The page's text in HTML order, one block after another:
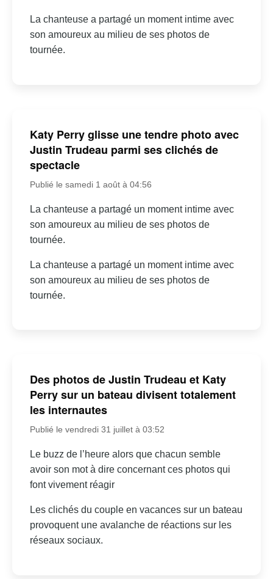
La chanteuse a partagé un moment intime avec
son amoureux au milieu de ses photos de
tournée.
Katy Perry glisse une tendre photo avec
Justin Trudeau parmi ses clichés de
spectacle
Publié le samedi 1 août à 04:56
La chanteuse a partagé un moment intime avec
son amoureux au milieu de ses photos de
tournée.
La chanteuse a partagé un moment intime avec
son amoureux au milieu de ses photos de
tournée.
Des photos de Justin Trudeau et Katy
Perry sur un bateau divisent totalement
les internautes
Publié le vendredi 31 juillet à 03:52
Le buzz de l’heure alors que chacun semble
avoir son mot à dire concernant ces photos qui
font vivement réagir
Les clichés du couple en vacances sur un bateau
provoquent une avalanche de réactions sur les
réseaux sociaux.